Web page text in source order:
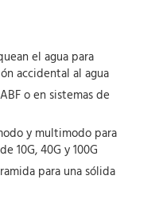
el agua para
accidental al agua
o en sistemas de
y multimodo para
10G, 40G y 100G
para una sólida